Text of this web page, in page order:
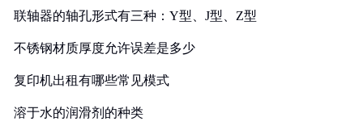
联轴器的轴孔形式有三种：Y型、J型、Z型
不锈钢材质厚度允许误差是多少
复印机出租有哪些常见模式
溶于水的润滑剂的种类